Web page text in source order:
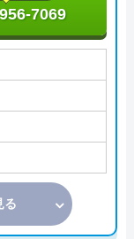
7069
る